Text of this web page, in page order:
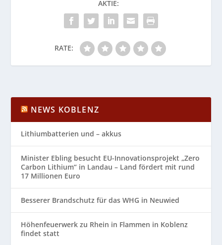
AKTIE:
RATE:
NEWS KOBLENZ
Lithiumbatterien und – akkus
Minister Ebling besucht EU-Innovationsprojekt „Zero
Carbon Lithium“ in Landau – Land fördert mit rund
17 Millionen Euro
Besserer Brandschutz für das WHG in Neuwied
Höhenfeuerwerk zu Rhein in Flammen in Koblenz
findet statt